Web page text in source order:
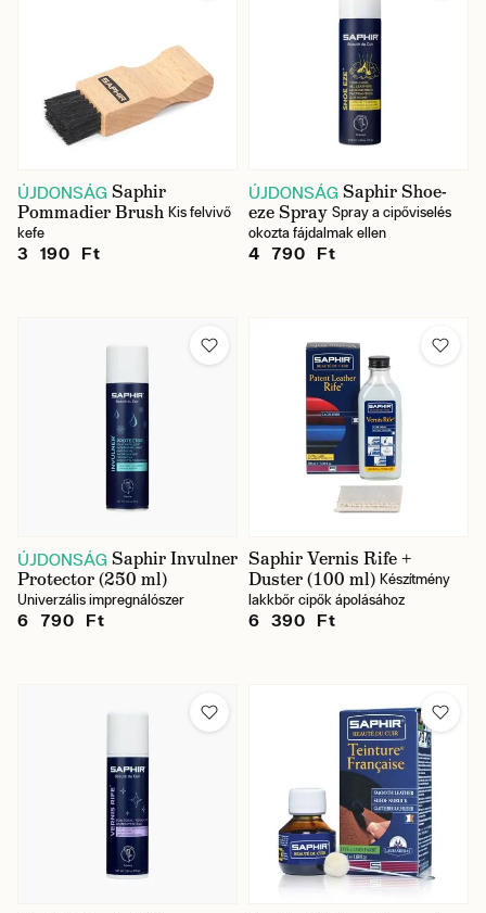
ÚJDONSÁG Saphir
Pommadier Brush Kis felvivő
kefe
3 190 Ft
ÚJDONSÁG Saphir Shoe-
eze Spray Spray a cipőviselés
okozta fájdalmak ellen
4 790 Ft
ÚJDONSÁG Saphir Invulner
Protector (250 ml)
Univerzális impregnálószer
6 790 Ft
Saphir Vernis Rife +
Duster (100 ml) Készítmény
lakkbőr cipők ápolásához
6 390 Ft